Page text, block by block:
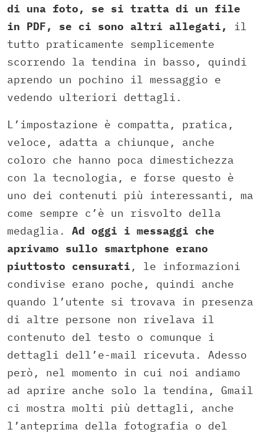
di una foto, se si tratta di un file
in PDF, se ci sono altri allegati,
il
tutto praticamente semplicemente
scorrendo la tendina in basso, quindi
aprendo un pochino il messaggio e
vedendo ulteriori dettagli.
L’impostazione è compatta, pratica,
veloce, adatta a chiunque, anche
coloro che hanno poca dimestichezza
con la tecnologia, e forse questo è
uno dei contenuti più interessanti, ma
come sempre c’è un risvolto della
medaglia. Ad oggi i messaggi che
aprivamo sullo smartphone erano
piuttosto censurati , le informazioni
condivise erano poche, quindi anche
quando l’utente si trovava in presenza
di altre persone non rivelava il
contenuto del testo o comunque i
dettagli dell’e-mail ricevuta. Adesso
però, nel momento in cui noi andiamo
ad aprire anche solo la tendina, Gmail
ci mostra molti più dettagli, anche
l’anteprima della fotografia o del